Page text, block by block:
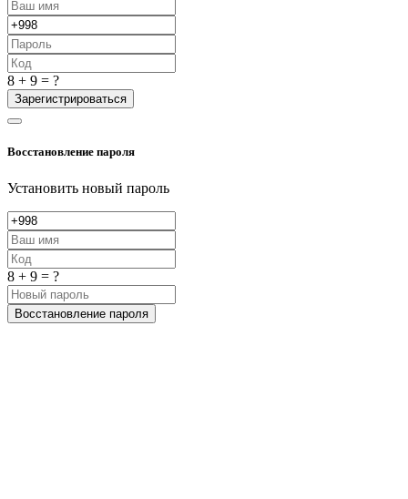
8 + 9 = ?
Зарегистрироваться
Восстановление пароля
Установить новый пароль
8 + 9 = ?
Восстановление пароля